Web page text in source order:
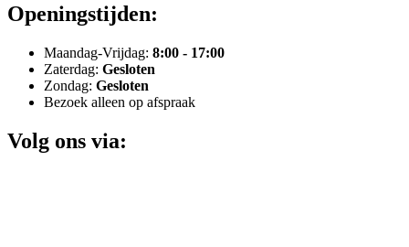
Openingstijden:
Maandag-Vrijdag: 8:00 - 17:00
Zaterdag: Gesloten
Zondag: Gesloten
Bezoek alleen op afspraak
Volg ons via: